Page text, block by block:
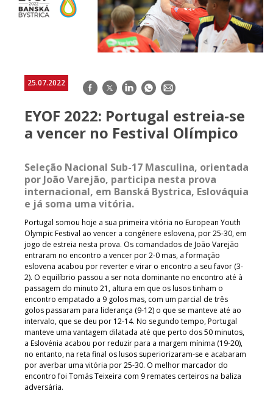
25.07.2022 Facebook
TwitterLinkedInWhatsApp
E-
EYOF 2022: Portugal estreia-se
a vencer no Festival Olímpico
Seleção Nacional Sub-17 Masculina, orientada
por João Varejão, participa nesta prova
internacional, em Banská Bystrica, Eslováquia
e já soma uma vitória.
Portugal somou hoje a sua primeira vitória no European Youth
Olympic Festival ao vencer a congénere eslovena, por 25-30, em
jogo de estreia nesta prova. Os comandados de João Varejão
entraram no encontro a vencer por 2-0 mas, a formação
eslovena acabou por reverter e virar o encontro a seu favor (3-
2). O equilíbrio passou a ser nota dominante no encontro até à
passagem do minuto 21, altura em que os lusos tinham o
encontro empatado a 9 golos mas, com um parcial de três
golos passaram para liderança (9-12) o que se manteve até ao
intervalo, que se deu por 12-14. No segundo tempo, Portugal
manteve uma vantagem dilatada até que perto dos 50 minutos,
a Eslovénia acabou por reduzir para a margem mínima (19-20),
no entanto, na reta final os lusos superiorizaram-se e acabaram
por averbar uma vitória por 25-30. O melhor marcador do
encontro foi Tomás Teixeira com 9 remates certeiros na baliza
adversária.